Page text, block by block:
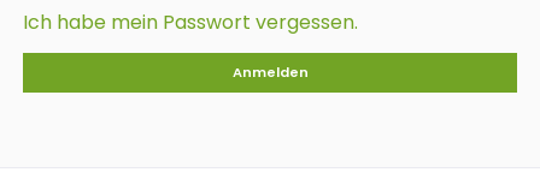
Ich habe mein Passwort vergessen.
Anmelden